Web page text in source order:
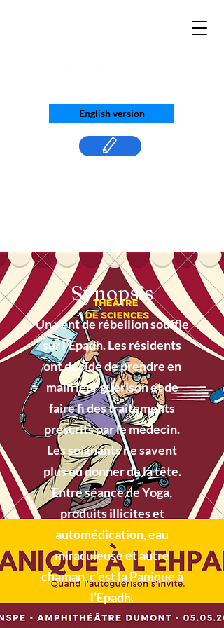
English version
Synopsis
Un vent de rébellion souffle
sur l’Epadh. Les résidents
ont décidé de prendre en
main leur guérison et de
faire fi des traitements
prescrits par le médecin.
Les soignants ne savent
plus où donner de la tête.
Entre séance de Yoga,
produits illicites et
automédication, eau
miraculeuse et autre
chaman, c’est la Panique à
l’Epadh.